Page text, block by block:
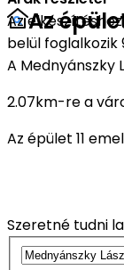
Az
belül foglalkozik
Az
A Mednyánszky
2.07km-re a
Az épület 11
Szeretné tudni